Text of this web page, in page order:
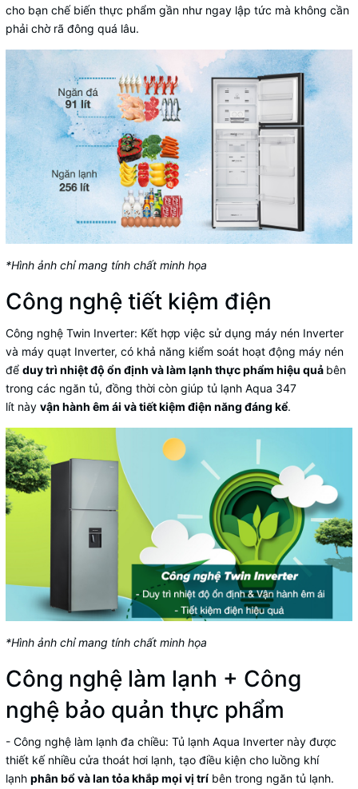
cho bạn chế biến thực phẩm gần như ngay lập tức mà không cần
phải chờ rã đông quá lâu.
*Hình ảnh chỉ mang tính chất minh họa
Công nghệ tiết kiệm điện
Công nghệ Twin Inverter: Kết hợp việc sử dụng máy nén Inverter
và máy quạt Inverter, có khả năng kiểm soát hoạt động máy nén
để duy trì nhiệt độ ổn định và làm lạnh thực phẩm hiệu quả bên
trong các ngăn tủ, đồng thời còn giúp tủ lạnh Aqua 347
lít này vận hành êm ái và tiết kiệm điện năng đáng kể.
*Hình ảnh chỉ mang tính chất minh họa
Công nghệ làm lạnh + Công
nghệ bảo quản thực phẩm
- Công nghệ làm lạnh đa chiều: Tủ lạnh Aqua Inverter này được
thiết kế nhiều cửa thoát hơi lạnh, tạo điều kiện cho luồng khí
lạnh phân bổ và lan tỏa khắp mọi vị trí bên trong ngăn tủ lạnh.